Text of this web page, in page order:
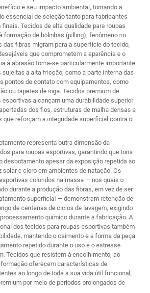
e seu impacto ambiental, tornando a
essencial de seleção tanto para fabricantes
Tecidos de alta qualidade para roupas
formação de bolinhas (pilling), fenômeno no
das fibras migram para a superfície do tecido,
que comprometem a aparência e o
à abrasão torna-se particularmente importante
sujeitas a alta fricção, como a parte interna das
pontos de contato com equipamentos, como
ou tapetes de ioga. Tecidos premium de
esportivas alcançam uma durabilidade superior
dos fios, estruturas de malha densas e
que reforçam a integridade superficial contra o
representa outra dimensão da
para roupas esportivas, garantindo que tons
desbotamento apesar da exposição repetida ao
solar e cloro em ambientes de natação. Os
coloridos na massa — nos quais o
durante a produção das fibras, em vez de ser
superficial — demonstram retenção de
de centenas de ciclos de lavagem, exigindo
químico durante a fabricação. A
dos tecidos para roupas esportivas também
mantendo o caimento e a forma da peça
repetido durante o uso e o estresse
Tecidos que resistem à encolhimento, ao
oferecem características de
ao longo de toda a sua vida útil funcional,
por meio de períodos prolongados de